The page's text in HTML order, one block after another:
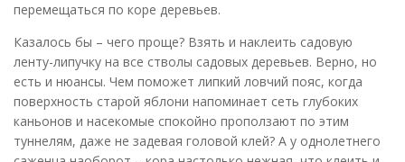
перемещаться по коре деревьев.
Казалось бы – чего проще? Взять и наклеить садовую
ленту-липучку на все стволы садовых деревьев. Верно, но
есть и нюансы. Чем поможет липкий ловчий пояс, когда
поверхность старой яблони напоминает сеть глубоких
каньонов и насекомые спокойно проползают по этим
туннелям, даже не задевая головой клей? А у однолетнего